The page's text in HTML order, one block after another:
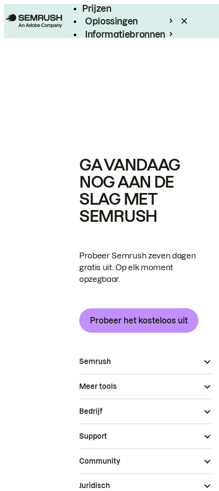
Prijzen
Oplossingen
Informatiebronnen
GA VANDAAG
NOG AAN DE
SLAG MET
SEMRUSH
Probeer Semrush zeven dagen
gratis uit. Op elk moment
opzegbaar.
Probeer het kosteloos uit
Semrush
Meer tools
Bedrijf
Support
Community
Juridisch